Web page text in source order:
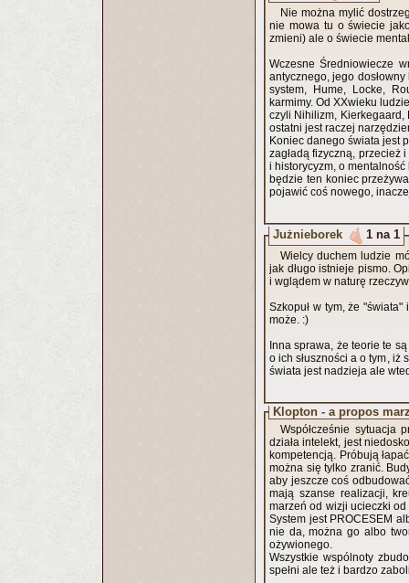
Nie można mylić
nie mowa tu o świecie
zmieni) ale o świecie
Wczesne Średniowiecze
antycznego, jego
system, Hume, Locke,
karmimy. Od XXwieku
czyli Nihilizm, Kierkegaard, Foucault a nawet tacy jak
ostatni jest raczej
Koniec danego świata jest
zagładą fizyczną, przecież
i historycyzm, o
będzie ten koniec
pojawić coś nowego,
Jużnieborek 1 na 1
Wielcy duchem ludzie
jak długo istnieje pismo.
i wglądem w naturę
Szkopuł w tym, że
może. :)
Inna sprawa, że teorie te
o ich słuszności a o tym, iż
świata jest nadzieja ale
Klopton - a propos
Współcześnie sytuacja
działa intelekt, jest
kompetencją. Próbują łapać te spadające cegły i szybko odstawiać na miejsce, co jest komiczne bo
można się tylko zranić.
aby jeszcze coś
mają szanse realizacji,
marzeń od wizji ucieczki
System jest PROCESEM albo powstawania albo zawalania się, nie jest budowlą, jego się naprawić
nie da, można go albo
ożywionego.
Wszystkie wspólnoty
spełni ale też i bardzo